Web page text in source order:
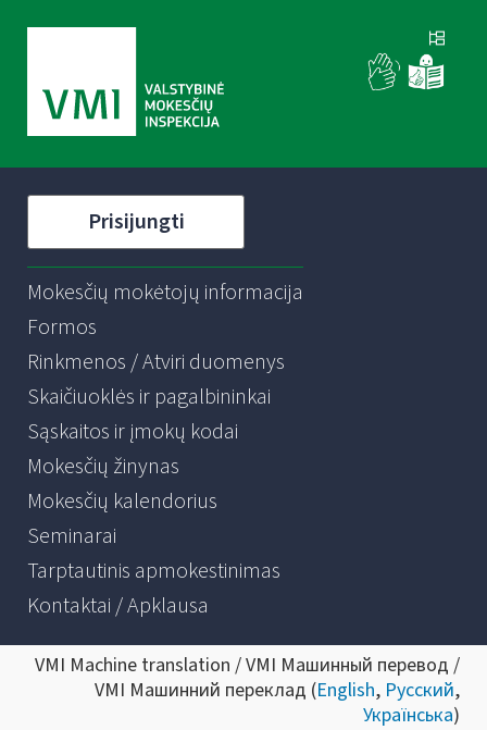
Prisijungti
Mokesčių mokėtojų informacija
Formos
Rinkmenos / Atviri duomenys
Skaičiuoklės ir pagalbininkai
Sąskaitos ir įmokų kodai
Mokesčių žinynas
Mokesčių kalendorius
Seminarai
Tarptautinis apmokestinimas
Kontaktai / Apklausa
VMI Machine translation / VMI Машинный перевод /
VMI Машинний переклад (English, Русский,
Українська)